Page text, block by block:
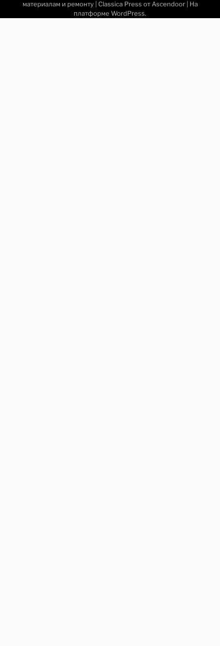
материалам и ремонту| Classica Press от Ascendoor| На
платформе WordPress.